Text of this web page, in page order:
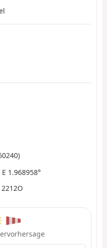
1.968958°